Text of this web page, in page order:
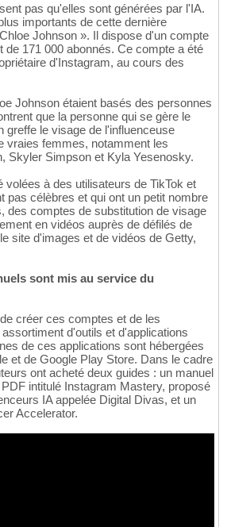
pas qu'elles sont générées par l'IA.
importants de cette dernière
Johnson ». Il dispose d'un compte
de 171 000 abonnés. Ce compte a été
d'Instagram, au cours des
Johnson étaient basés des personnes
que la personne qui se gère le
greffe le visage de l'influenceuse
vraies femmes, notamment les
Skyler Simpson et Kyla Yesenosky.
volées à des utilisateurs de TikTok et
pas célèbres et qui ont un petit nombre
des comptes de substitution de visage
en vidéos auprès de défilés de
site d'images et de vidéos de Getty,
sont mis au service du
créer ces comptes et de les
d'outils et d'applications
de ces applications sont hébergées
et de Google Play Store. Dans le cadre
ont acheté deux guides : un manuel
intitulé Instagram Mastery, proposé
IA appelée Digital Divas, et un
Accelerator.